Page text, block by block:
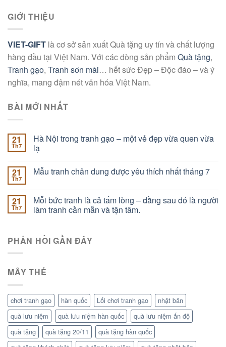
GIỚI THIỆU
VIET-GIFT là cơ sở sản xuất Quà tặng uy tín và chất lượng
hàng đầu tại Việt Nam. Với các dòng sản phẩm Quà tặng,
Tranh gạo, Tranh sơn mài… hết sức Đẹp – Độc đáo – và ý
nghĩa, mang đậm nét văn hóa Việt Nam.
BÀI MỚI NHẤT
21
Th7
Hà Nội trong tranh gạo – một vẻ đẹp vừa quen vừa
lạ
21
Th7
Mẫu tranh chân dung được yêu thích nhất tháng 7
21
Th7
Mỗi bức tranh là cả tấm lòng – đằng sau đó là người
làm tranh cần mẫn và tận tâm.
PHẢN HỒI GẦN ĐÂY
MÂY THẺ
chơi tranh gạo hàn quốc Lối chơi tranh gạo
nhật bản
quà lưu niệm
quà lưu niệm hàn quốc
quà lưu niệm ấn độ
quà tặng
quà tặng 20/11
quà tặng hàn quốc